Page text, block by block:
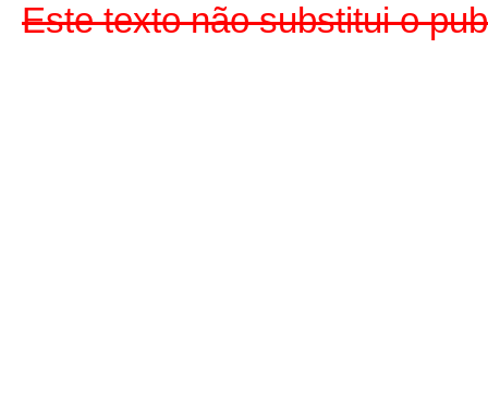
Este texto não substitui o